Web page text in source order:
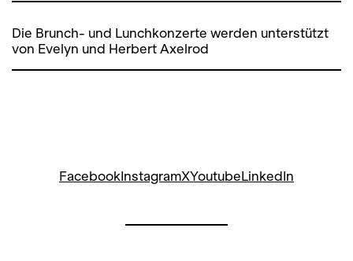
Die Brunch- und Lunchkonzerte werden unterstützt
von Evelyn und Herbert Axelrod
FacebookInstagramXYoutubeLinkedIn